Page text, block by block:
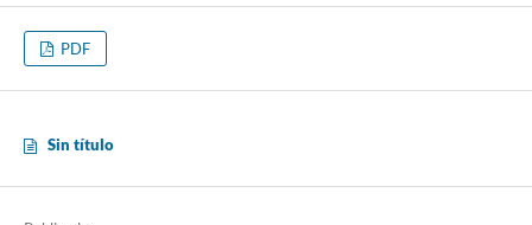
PDF
Sin título